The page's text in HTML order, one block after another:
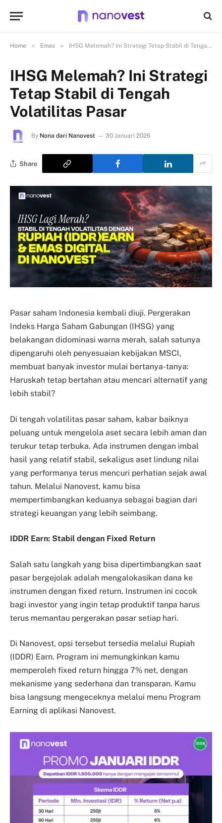
Home » Emas » IHSG Melemah? Ini Strategi Tetap Stabil di Tengah Volatilitas Pasar
IHSG Melemah? Ini Strategi
Tetap Stabil di Tengah
Volatilitas Pasar
By Nona dari Nanovest 30 Januari 2026
Share
Pasar saham Indonesia kembali diuji. Pergerakan
Indeks Harga Saham Gabungan (IHSG) yang
belakangan didominasi warna merah, salah satunya
dipengaruhi oleh penyesuaian kebijakan MSCI,
membuat banyak investor mulai bertanya-tanya:
Haruskah tetap bertahan atau mencari alternatif yang
lebih stabil?
Di tengah volatilitas pasar saham, kabar baiknya
peluang untuk mengelola aset secara lebih aman dan
terukur tetap terbuka. Ada instrumen dengan imbal
hasil yang relatif stabil, sekaligus aset lindung nilai
yang performanya terus mencuri perhatian sejak awal
tahun. Melalui Nanovest, kamu bisa
mempertimbangkan keduanya sebagai bagian dari
strategi keuangan yang lebih seimbang.
IDDR Earn: Stabil dengan Fixed Return
Salah satu langkah yang bisa dipertimbangkan saat
pasar bergejolak adalah mengalokasikan dana ke
instrumen dengan fixed return. Instrumen ini cocok
bagi investor yang ingin tetap produktif tanpa harus
terus memantau pergerakan pasar setiap hari.
Di Nanovest, opsi tersebut tersedia melalui Rupiah
(IDDR) Earn. Program ini memungkinkan kamu
memperoleh fixed return hingga 7% net, dengan
mekanisme yang sederhana dan transparan. Kamu
bisa langsung mengeceknya melalui menu Program
Earning di aplikasi Nanovest.